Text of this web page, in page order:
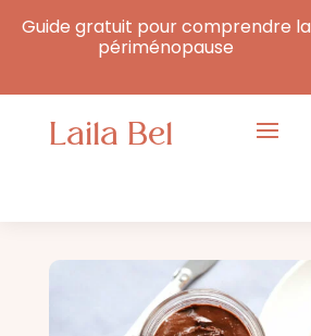
Laila Bel
Guide gratuit pour comprendre la
périménopause